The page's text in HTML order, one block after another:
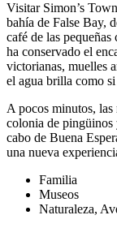
Visitar Simon’s
bahía de False Bay,
café de las
ha conservado el
victorianas, muelles
el agua brilla como
A pocos minutos, las
colonia de pingüinos
cabo de Buena
una nueva
Familia
Museos
Naturaleza,